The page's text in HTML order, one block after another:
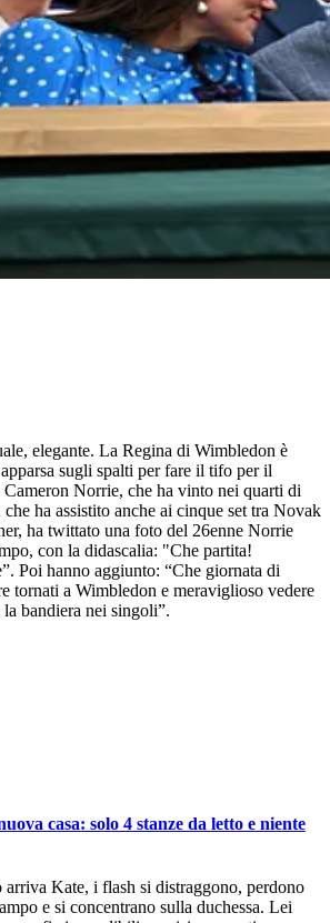
elegante. La Regina di Wimbledon è
sugli spalti per fare il tifo per il
Norrie, che ha vinto nei quarti di
ha assistito anche ai cinque set tra Novak
ha twittato una foto del 26enne Norrie
con la didascalia: "Che partita!
Poi hanno aggiunto: “Che giornata di
tornati a Wimbledon e meraviglioso vedere
bandiera nei singoli”.
casa: solo 4 stanze da letto e niente
arriva Kate, i flash si distraggono, perdono
e si concentrano sulla duchessa. Lei